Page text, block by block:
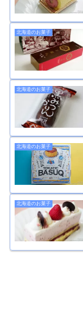
北海道のお菓子
北海道のお菓子
北海道のお菓子
北海道のお菓子